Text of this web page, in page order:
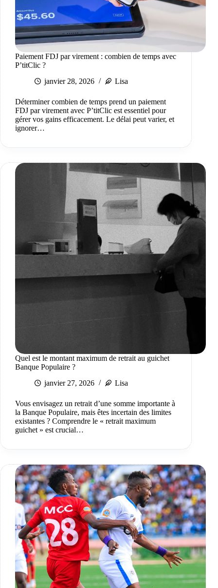
Paiement FDJ par virement : combien de temps avec
P’titClic ?
janvier 28, 2026
Lisa
Déterminer combien de temps prend un paiement
FDJ par virement avec P’titClic est essentiel pour
gérer vos gains efficacement. Le délai peut varier, et
ignorer…
Quel est le montant maximum de retrait au guichet
Banque Populaire ?
janvier 27, 2026
Lisa
Vous envisagez un retrait d’une somme importante à
la Banque Populaire, mais êtes incertain des limites
existantes ? Comprendre le « retrait maximum
guichet » est crucial…